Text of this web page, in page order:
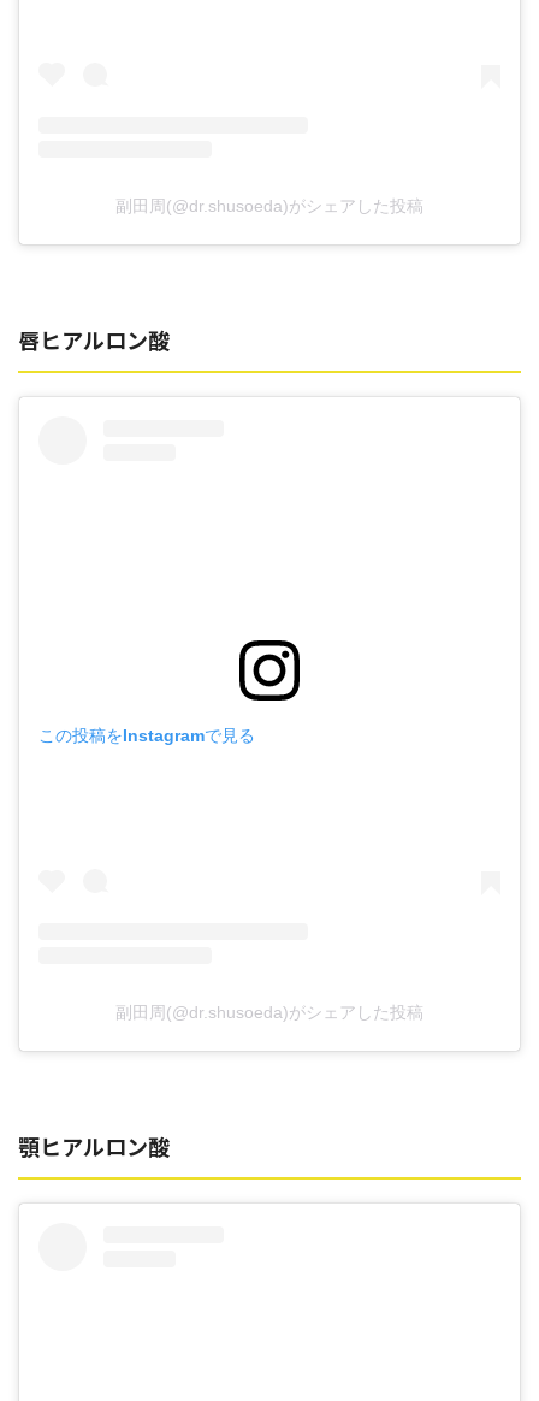
副田周(@dr.shusoeda)がシェアした投稿
唇ヒアルロン酸
この投稿をInstagramで見る
副田周(@dr.shusoeda)がシェアした投稿
顎ヒアルロン酸